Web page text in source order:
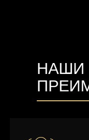
НАШИ